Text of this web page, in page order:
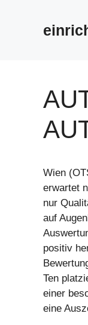
Wien
erwartet
nur
auf
positiv
Ten
einer
eine